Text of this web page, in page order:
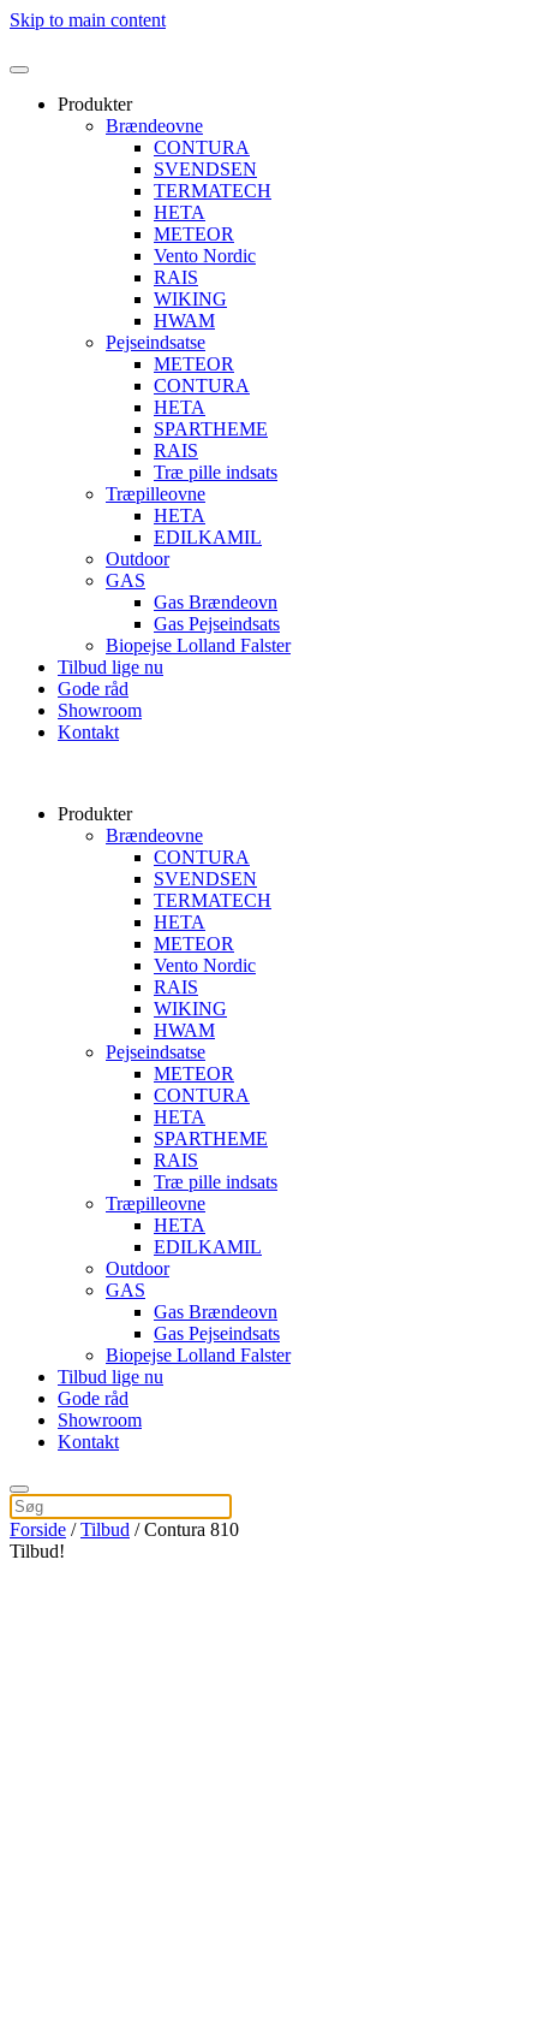
Skip to main content
Produkter
Brændeovne
CONTURA
SVENDSEN
TERMATECH
HETA
METEOR
Vento Nordic
RAIS
WIKING
HWAM
Pejseindsatse
METEOR
CONTURA
HETA
SPARTHEME
RAIS
Træ pille indsats
Træpilleovne
HETA
EDILKAMIL
Outdoor
GAS
Gas Brændeovn
Gas Pejseindsats
Biopejse Lolland Falster
Tilbud lige nu
Gode råd
Showroom
Kontakt
Produkter
Brændeovne
CONTURA
SVENDSEN
TERMATECH
HETA
METEOR
Vento Nordic
RAIS
WIKING
HWAM
Pejseindsatse
METEOR
CONTURA
HETA
SPARTHEME
RAIS
Træ pille indsats
Træpilleovne
HETA
EDILKAMIL
Outdoor
GAS
Gas Brændeovn
Gas Pejseindsats
Biopejse Lolland Falster
Tilbud lige nu
Gode råd
Showroom
Kontakt
Forside /Tilbud / Contura 810
Tilbud!